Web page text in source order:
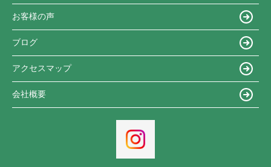
お客様の声
ブログ
アクセスマップ
会社概要